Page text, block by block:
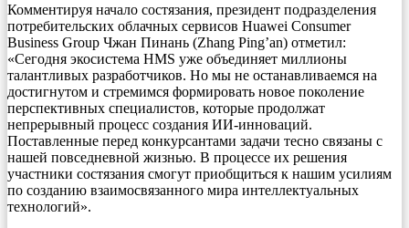
Комментируя начало состязания, президент подразделения
потребительских облачных сервисов Huawei Consumer
Business Group Чжан Пинань (Zhang Ping’an) отметил:
«Сегодня экосистема HMS уже объединяет миллионы
талантливых разработчиков. Но мы не останавливаемся на
достигнутом и стремимся формировать новое поколение
перспективных специалистов, которые продолжат
непрерывный процесс создания ИИ-инноваций.
Поставленные перед конкурсантами задачи тесно связаны с
нашей повседневной жизнью. В процессе их решения
участники состязания смогут приобщиться к нашим усилиям
по созданию взаимосвязанного мира интеллектуальных
технологий».